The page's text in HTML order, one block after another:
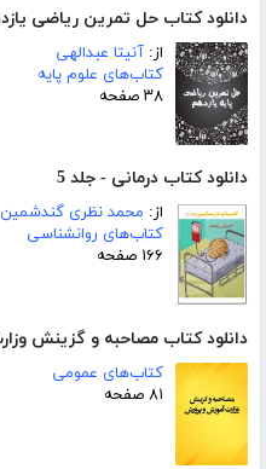
دانلود کتاب حل تمرین ریاضی یازدهم (4
از: آنیتا عبدالهی
کتاب‌های علوم پایه
۳۸ صفحه
دانلود کتاب درمانی - جلد 5
از: محمد نظری گندشمین
کتاب‌های روانشناسی
۱۶۶ صفحه
دانلود کتاب مصاحبه و گزینش
کتاب‌های عمومی
۸۱ صفحه